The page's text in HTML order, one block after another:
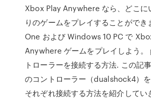
Xbox Play Anywhere なら、どこに
りのゲームをプレイすることがで
One および Windows 10 PC で
Anywhere ゲームをプレイしよう
トローラーを接続する方法. この記
のコントローラー（dualshock4）
それぞれ接続する方法を紹介してい